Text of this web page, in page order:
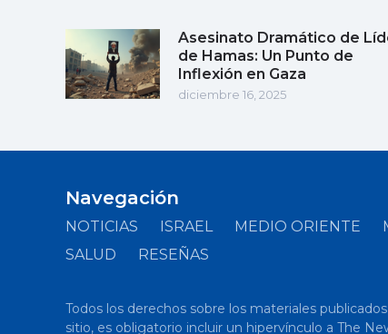
Asesinato Dramático de
de Hamas: Un Punto de
Inflexión en Gaza
diciembre 16, 2025
Navegación
NOTICIAS ISRAEL MEDIO ORIENTE
SALUD
RESEÑAS
Todos los derechos sobre los materiales
sitio, es obligatorio incluir un hipervínculo a The